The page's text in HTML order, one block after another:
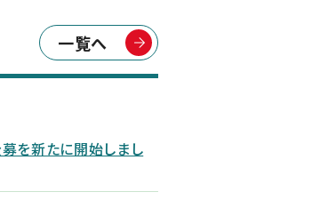
一覧へ
募を新たに開始しまし